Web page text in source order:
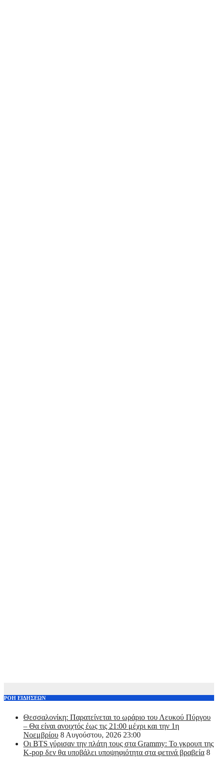
ΡΟΗ ΕΙΔΗΣΕΩΝ
Θεσσαλονίκη: Παρατείνεται το ωράριο του Λευκού Πύργου
– Θα είναι ανοιχτός έως τις 21:00 μέχρι και την 1η
Νοεμβρίου 8 Αυγούστου, 2026 23:00
Οι BTS γύρισαν την πλάτη τους στα Grammy: Το γκρουπ της
K-pop δεν θα υποβάλει υποψηφιότητα στα φετινά βραβεία 8